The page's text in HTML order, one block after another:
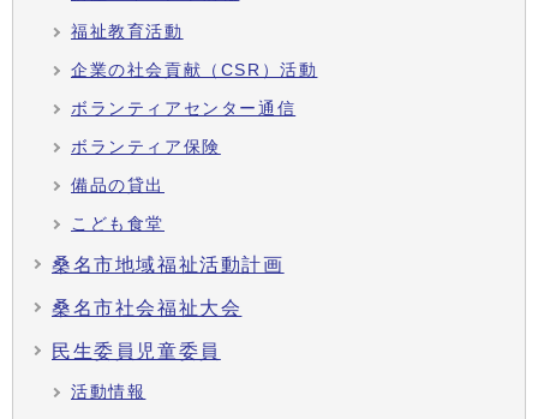
福祉教育活動
企業の社会貢献（CSR）活動
ボランティアセンター通信
ボランティア保険
備品の貸出
こども食堂
桑名市地域福祉活動計画
桑名市社会福祉大会
民生委員児童委員
活動情報